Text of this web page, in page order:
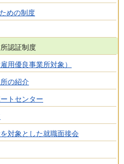
めの制度
認証制度
用優良事業所対象）
の紹介
トセンター
対象とした就職面接会